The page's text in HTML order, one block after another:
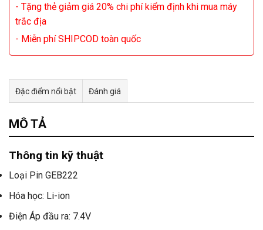
- Tặng thẻ giảm giá 20% chi phí kiểm định khi mua máy
trắc địa
- Miễn phí SHIPCOD toàn quốc
Đặc điểm nổi bật Đánh giá
Tư vấn & bán hàng qua Facebook
MÔ TẢ
Thông tin kỹ thuật
Loại Pin GEB222
Hóa học: Li-ion
Điện Áp đầu ra: 7.4V